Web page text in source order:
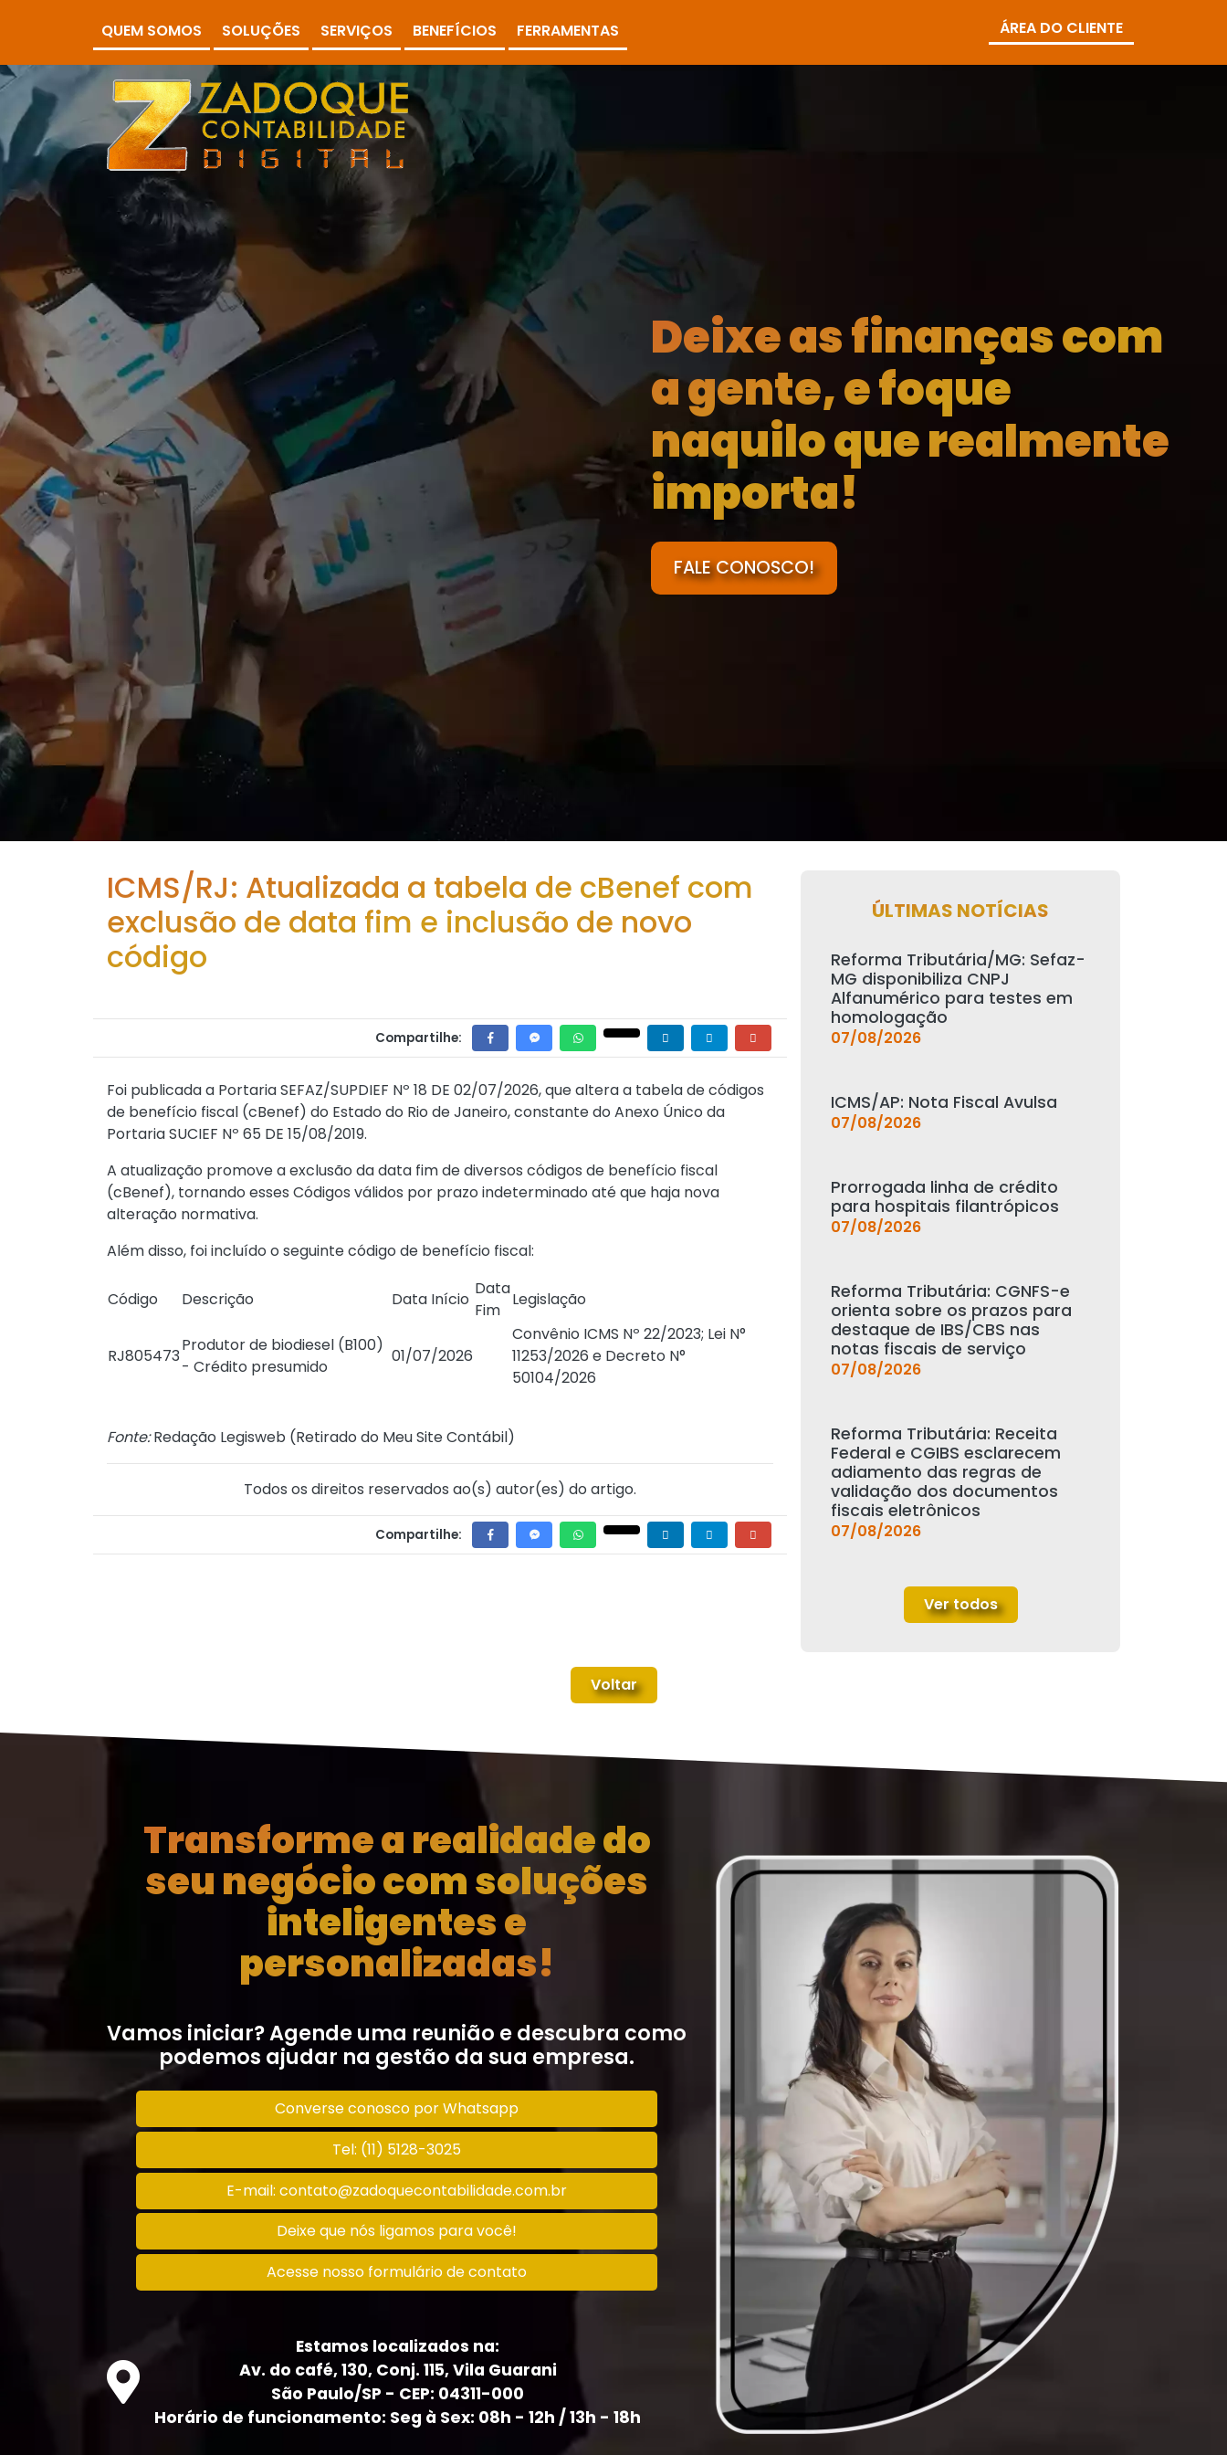
QUEM SOMOS SOLUÇÕES SERVIÇOS BENEFÍCIOS FERRAMENTAS ÁREA DO CLIENTE
Deixe as finanças com
a gente, e foque
naquilo que realmente
importa!
FALE CONOSCO!
ICMS/RJ: Atualizada a tabela de cBenef com
exclusão de data fim e inclusão de novo
código
Compartilhe:
Foi publicada a Portaria SEFAZ/SUPDIEF Nº 18 DE 02/07/2026, que altera a tabela de códigos
de benefício fiscal (cBenef) do Estado do Rio de Janeiro, constante do Anexo Único da
Portaria SUCIEF Nº 65 DE 15/08/2019.
A atualização promove a exclusão da data fim de diversos códigos de benefício fiscal
(cBenef), tornando esses Códigos válidos por prazo indeterminado até que haja nova
alteração normativa.
Além disso, foi incluído o seguinte código de benefício fiscal:
Código Descrição Data Início
Data
Fim
Legislação
RJ805473
Produtor de biodiesel (B100)
- Crédito presumido
01/07/2026
Convênio ICMS Nº 22/2023; Lei N°
11253/2026 e Decreto N°
50104/2026
Fonte:Redação Legisweb (Retirado do Meu Site Contábil)
Todos os direitos reservados ao(s) autor(es) do artigo.
Compartilhe:
ÚLTIMAS NOTÍCIAS
Reforma Tributária/MG: Sefaz-
MG disponibiliza CNPJ
Alfanumérico para testes em
homologação
07/08/2026
ICMS/AP: Nota Fiscal Avulsa
07/08/2026
Prorrogada linha de crédito
para hospitais filantrópicos
07/08/2026
Reforma Tributária: CGNFS-e
orienta sobre os prazos para
destaque de IBS/CBS nas
notas fiscais de serviço
07/08/2026
Reforma Tributária: Receita
Federal e CGIBS esclarecem
adiamento das regras de
validação dos documentos
fiscais eletrônicos
07/08/2026
Ver todos
Voltar
Transforme a realidade do
seu negócio com soluções
inteligentes e
personalizadas!
Vamos iniciar? Agende uma reunião e descubra como
podemos ajudar na gestão da sua empresa.
Converse conosco por Whatsapp
Tel: (11) 5128-3025
E-mail: contato@zadoquecontabilidade.com.br
Deixe que nós ligamos para você!
Acesse nosso formulário de contato
Estamos localizados na:
Av. do café, 130, Conj. 115, Vila Guarani
São Paulo/SP - CEP: 04311-000
Horário de funcionamento: Seg à Sex: 08h - 12h / 13h - 18h